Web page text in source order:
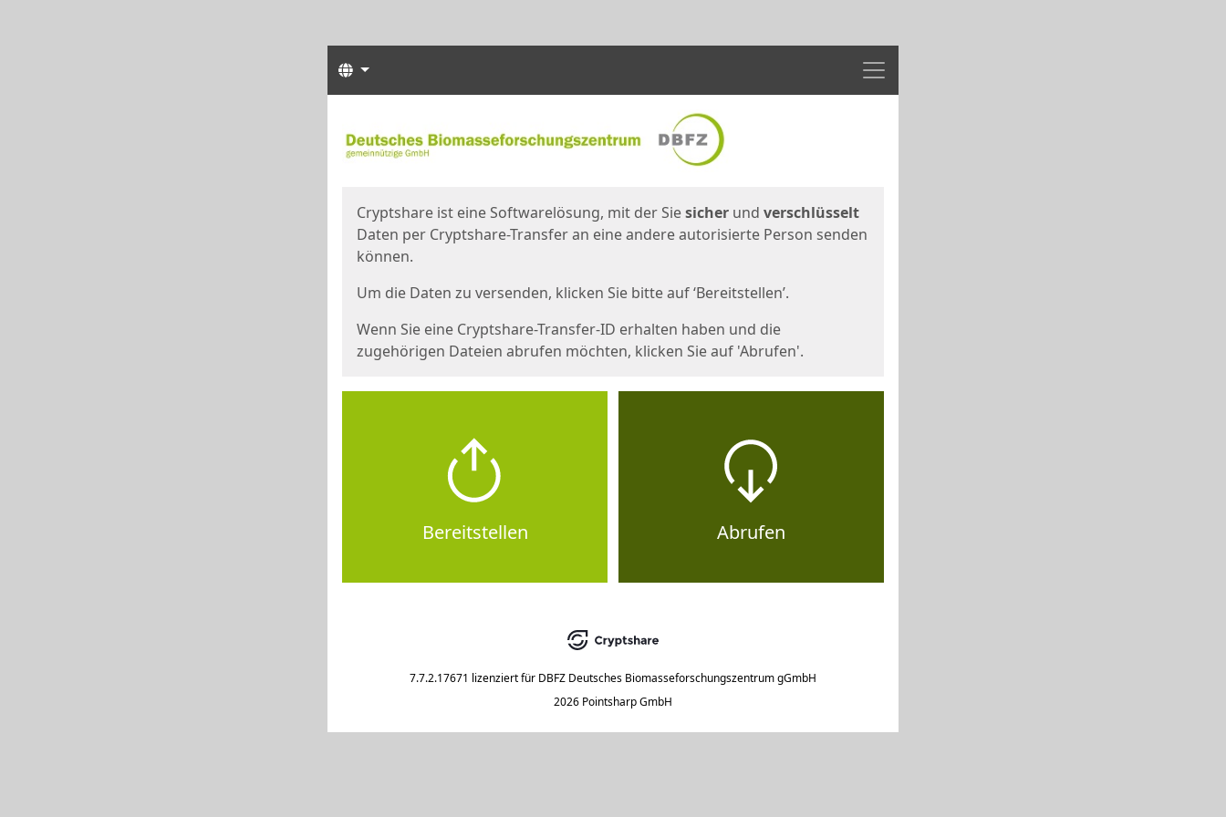
Menü
Sprachen
Cryptshare ist eine Softwarelösung, mit der Siesicher und verschlüsselt
Daten per Cryptshare-Transfer an eine andere autorisierte Person senden
können.
Um die Daten zu versenden, klicken Sie bitte auf ‘Bereitstellen’.
Wenn Sie eine Cryptshare-Transfer-ID erhalten haben und die
zugehörigen Dateien abrufen möchten, klicken Sie auf 'Abrufen'.
Bereitstellen Abrufen
7.7.2.17671 lizenziert für DBFZ Deutsches Biomasseforschungszentrum gGmbH
2026 Pointsharp GmbH